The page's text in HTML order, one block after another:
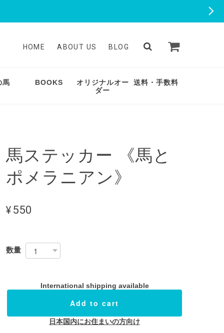
HOME ABOUT US BLOG
馬 BOOKS
オリジナルオー
ダー
送料・手数料
馬ステッカー 《馬と
ポメラニアン》
¥550
数量
International shipping available
Add to cart
日本国内にお住まいの方向け